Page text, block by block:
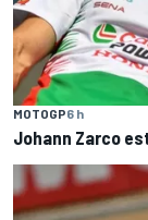
MOTOGP6 h
Johann Zarco